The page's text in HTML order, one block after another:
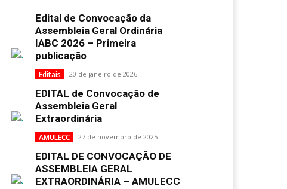
Edital de Convocação da
Assembleia Geral Ordinária
IABC 2026 – Primeira
publicação
Editais 20 de janeiro de 2026
EDITAL de Convocação de
Assembleia Geral
Extraordinária
AMULECC 27 de novembro de 2025
EDITAL DE CONVOCAÇÃO DE
ASSEMBLEIA GERAL
EXTRAORDINÁRIA – AMULECC